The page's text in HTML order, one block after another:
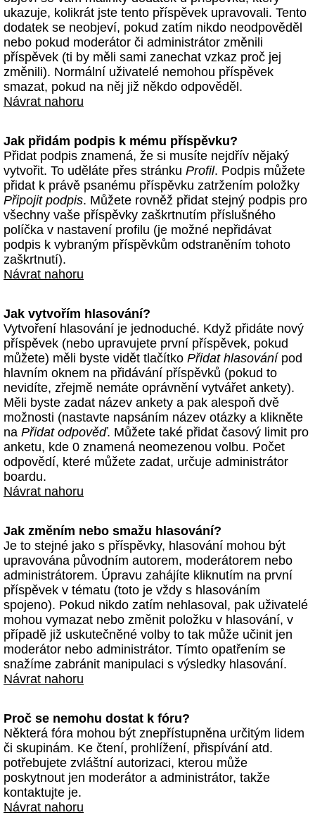
ukazuje, kolikrát jste tento příspěvek upravovali. Tento
dodatek se neobjeví, pokud zatím nikdo neodpověděl
nebo pokud moderátor či administrátor změnili
příspěvek (ti by měli sami zanechat vzkaz proč jej
změnili). Normální uživatelé nemohou příspěvek
smazat, pokud na něj již někdo odpověděl.
Návrat nahoru
Jak přidám podpis k mému příspěvku?
Přidat podpis znamená, že si musíte nejdřív nějaký
vytvořit. To uděláte přes stránku Profil. Podpis můžete
přidat k právě psanému příspěvku zatržením položky
Připojit podpis. Můžete rovněž přidat stejný podpis pro
všechny vaše příspěvky zaškrtnutím příslušného
políčka v nastavení profilu (je možné nepřidávat
podpis k vybraným příspěvkům odstraněním tohoto
zaškrtnutí).
Návrat nahoru
Jak vytvořím hlasování?
Vytvoření hlasování je jednoduché. Když přidáte nový
příspěvek (nebo upravujete první příspěvek, pokud
můžete) měli byste vidět tlačítko Přidat hlasovánípod
hlavním oknem na přidávání příspěvků (pokud to
nevidíte, zřejmě nemáte oprávnění vytvářet ankety).
Měli byste zadat název ankety a pak alespoň dvě
možnosti (nastavte napsáním název otázky a klikněte
na Přidat odpověď. Můžete také přidat časový limit pro
anketu, kde 0 znamená neomezenou volbu. Počet
odpovědí, které můžete zadat, určuje administrátor
boardu.
Návrat nahoru
Jak změním nebo smažu hlasování?
Je to stejné jako s příspěvky, hlasování mohou být
upravována původním autorem, moderátorem nebo
administrátorem. Úpravu zahájíte kliknutím na první
příspěvek v tématu (toto je vždy s hlasováním
spojeno). Pokud nikdo zatím nehlasoval, pak uživatelé
mohou vymazat nebo změnit položku v hlasování, v
případě již uskutečněné volby to tak může učinit jen
moderátor nebo administrátor. Tímto opatřením se
snažíme zabránit manipulaci s výsledky hlasování.
Návrat nahoru
Proč se nemohu dostat k fóru?
Některá fóra mohou být znepřístupněna určitým lidem
či skupinám. Ke čtení, prohlížení, přispívání atd.
potřebujete zvláštní autorizaci, kterou může
poskytnout jen moderátor a administrátor, takže
kontaktujte je.
Návrat nahoru